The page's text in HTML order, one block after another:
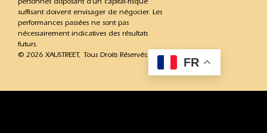
suffisant doivent envisager de négocier. Les
performances passées ne sont pas
nécessairement indicatives des résultats
futurs.
© 2026 XAUSTREET, Tous Droits Réservés.
FR